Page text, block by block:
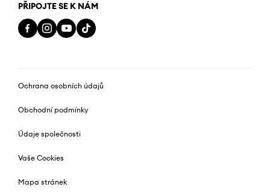
PŘIPOJTE SE K NÁM
Ochrana osobních údajů
Obchodní podmínky
Údaje společnosti
Vaše Cookies
Mapa stránek